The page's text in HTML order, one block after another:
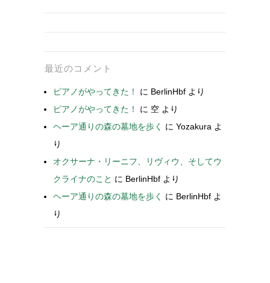
最近のコメント
ピアノがやってきた！ に BerlinHbf より
ピアノがやってきた！
に 空 より
ヘーア通りの森の墓地を歩く
に Yozakura よ
り
オクサーナ・リーニフ、リヴィウ、そしてウ
クライナのこと に BerlinHbf より
ヘーア通りの森の墓地を歩く
に BerlinHbf よ
り